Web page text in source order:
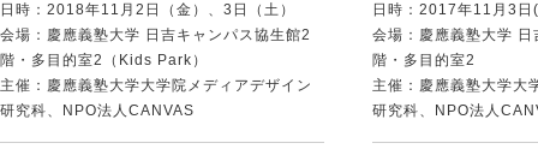
日時：2018年11月2日（金）、3日（土）
会場：慶應義塾大学 日吉キャンパス協生館2
階・多目的室2（Kids Park）
主催：慶應義塾大学大学院メディアデザイン
研究科、NPO法人CANVAS
日時：2017年11月3
会場：慶應義塾大学
階・多目的室2
主催：慶應義塾大学大
研究科、NPO法人